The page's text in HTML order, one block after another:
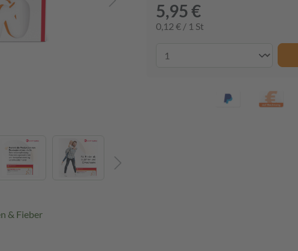
& Fieber
5,95 €
0,12 € / 1 St